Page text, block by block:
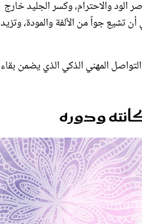
الود والاحترام، وكسر الجليد خارج
تشيع جواً من الألفة والمودة، وتزيد
المهني الذكي الذي يضمن بقاء
ودوره